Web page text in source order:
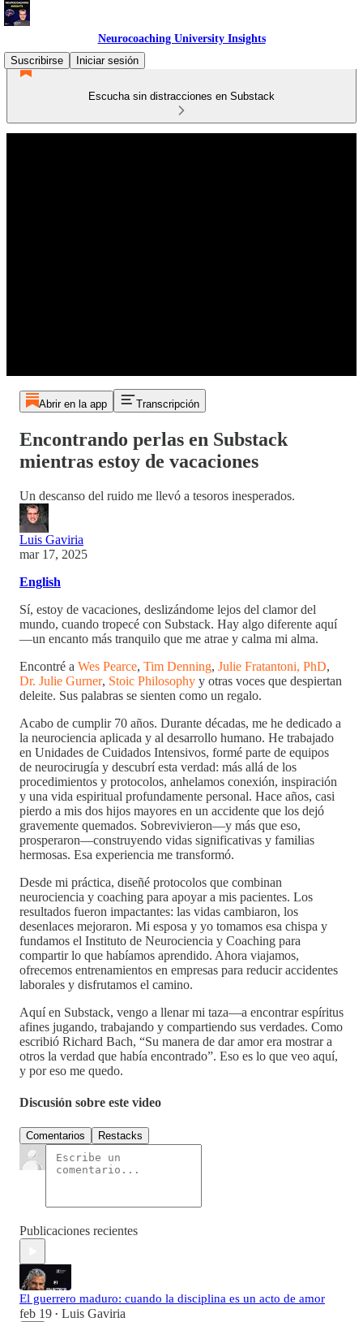
Neurocoaching University Insights
Suscribirse
Iniciar sesión
Escucha sin distracciones en Substack
Abrir en la app Transcripción
Encontrando perlas en Substack
mientras estoy de vacaciones
Un descanso del ruido me llevó a tesoros inesperados.
Luis Gaviria
mar 17, 2025
English
Sí, estoy de vacaciones, deslizándome lejos del clamor del
mundo, cuando tropecé con Substack. Hay algo diferente aquí
—un encanto más tranquilo que me atrae y calma mi alma.
Encontré a Wes Pearce, Tim Denning, Julie Fratantoni, PhD,
Dr. Julie Gurner, Stoic Philosophy y otras voces que despiertan
deleite. Sus palabras se sienten como un regalo.
Acabo de cumplir 70 años. Durante décadas, me he dedicado a
la neurociencia aplicada y al desarrollo humano. He trabajado
en Unidades de Cuidados Intensivos, formé parte de equipos
de neurocirugía y descubrí esta verdad: más allá de los
procedimientos y protocolos, anhelamos conexión, inspiración
y una vida espiritual profundamente personal. Hace años, casi
pierdo a mis dos hijos mayores en un accidente que los dejó
gravemente quemados. Sobrevivieron—y más que eso,
prosperaron—construyendo vidas significativas y familias
hermosas. Esa experiencia me transformó.
Desde mi práctica, diseñé protocolos que combinan
neurociencia y coaching para apoyar a mis pacientes. Los
resultados fueron impactantes: las vidas cambiaron, los
desenlaces mejoraron. Mi esposa y yo tomamos esa chispa y
fundamos el Instituto de Neurociencia y Coaching para
compartir lo que habíamos aprendido. Ahora viajamos,
ofrecemos entrenamientos en empresas para reducir accidentes
laborales y disfrutamos el camino.
Aquí en Substack, vengo a llenar mi taza—a encontrar espíritus
afines jugando, trabajando y compartiendo sus verdades. Como
escribió Richard Bach, “Su manera de dar amor era mostrar a
otros la verdad que había encontrado”. Eso es lo que veo aquí,
y por eso me quedo.
Discusión sobre este video
Comentarios Restacks
Publicaciones recientes
El guerrero maduro: cuando la disciplina es un acto de amor
feb 19 • Luis Gaviria